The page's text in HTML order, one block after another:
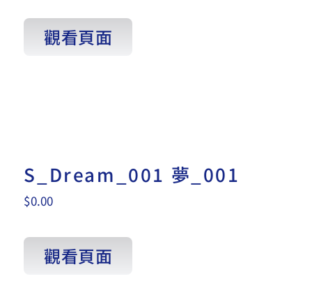
觀看頁面
S_Dream_001 夢_001
$0.00
觀看頁面